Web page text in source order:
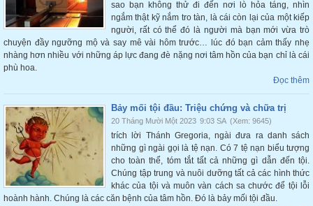
sao bạn không thử đi đến nơi lò hỏa táng, nhìn
ngắm thật kỹ nắm tro tàn, là cái còn lại của một kiếp
người, rất có thể đó là người mà bạn mới vừa trò
chuyện đầy ngưỡng mộ và say mê vài hôm trước… lúc đó bạn cảm thấy nhẹ
nhàng hơn nhiều với những áp lực đang đè nặng nơi tâm hồn của bạn chỉ là cái
phù hoa.
Đọc thêm
Bảy mối tội đầu: Triệu chứng và chữa trị
20 Tháng Mười Một 2023 9:03 SA (Xem: 9645)
trích lời Thánh Gregoria, ngài đưa ra danh sách
những gì ngài gọi là tệ nạn. Có 7 tệ nạn biểu tượng
cho toàn thể, tóm tắt tất cả những gì dẫn đến tội.
Chúng tập trung và nuôi dưỡng tất cả các hình thức
khác của tội và muôn vàn cách sa chước để tội lỗi
hoành hành. Chúng là các căn bệnh của tâm hồn. Đó là bảy mối tội đầu.